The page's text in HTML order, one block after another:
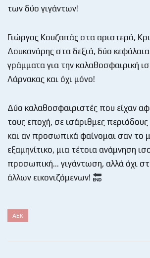
των δύο γιγάντων!
Γιώργος Κουζαπάς στα αριστερά,
Δουκανάρης στα δεξιά, δύο
γράμματα για την καλαθοσφαιρική
Λάρνακας και όχι μόνο!
Δύο καλαθοσφαιριστές που είχαν
τους εποχή, σε ισάριθμες
και αν προσωπικά φαίνομαι σαν το
εξαμηνίτικο, μια τέτοια ανάμνηση
προσωπική… γιγάντωση, αλλά όχι
άλλων εικονιζόμενων!
ΑΕΚ